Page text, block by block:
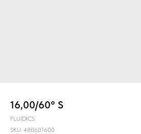
16,00/60° S
FLUIDICS
SKU: 480601600